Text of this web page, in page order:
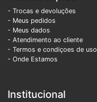
- Trocas e devoluções
- Meus pedidos
- Meus dados
- Atendimento ao cliente
- Termos e condiçoes de uso
- Onde Estamos
Institucional